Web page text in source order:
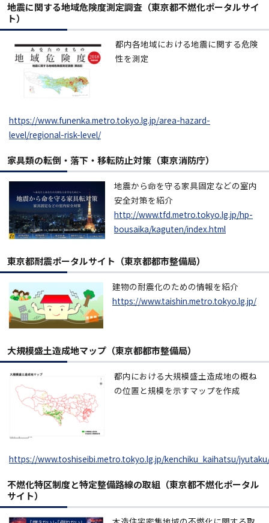
地震に関する地域危険度測定調査（東京都不燃化ポータルサイ
ト）
都内各地域における地震に関する危険
性を測定
https://www.funenka.metro.tokyo.lg.jp/area-hazard-
level/regional-risk-level/
家具類の転倒・落下・移転防止対策（東京消防庁）
地震から命を守る家具固定などの室内
安全対策を紹介
http://www.tfd.metro.tokyo.lg.jp/hp-
bousaika/kaguten/index.html
東京都耐震ポータルサイト（東京都都市整備局）
建物の耐震化のための情報を紹介
https://www.taishin.metro.tokyo.lg.jp/
大規模盛土造成地マップ（東京都都市整備局）
都内における大規模盛土造成地の概ね
の位置と規模を示すマップを作成
https://www.toshiseibi.metro.tokyo.lg.jp/kenchiku_kaihatsu/
不燃化特区制度と特定整備路線の取組（東京都不燃化ポータル
サイト）